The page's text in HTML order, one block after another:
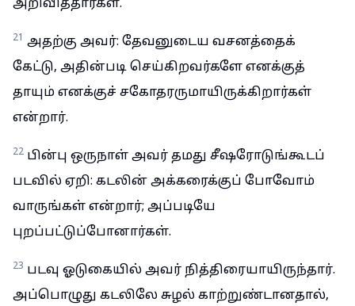
அறிவித்தார்கள்.
21 அதற்கு அவர்: தேவனுடைய வசனத்தைக்
கேட்டு, அதின்படி செய்கிறவர்களே எனக்குத்
தாயும் எனக்குச் சகோதரருமாயிருக்கிறார்கள்
என்றார்.
22 பின்பு ஒருநாள் அவர் தமது சீஷரோடுங்கூடப்
படவில் ஏறி: கடலின் அக்கரைக்குப் போவோம்
வாருங்கள் என்றார்; அப்படியே
புறப்பட்டுப்போனார்கள்.
23 படவு ஓடுகையில் அவர் நித்திரையாயிருந்தார்.
அப்பொழுது கடலிலே சுழல் காற்றுண்டானதால்,